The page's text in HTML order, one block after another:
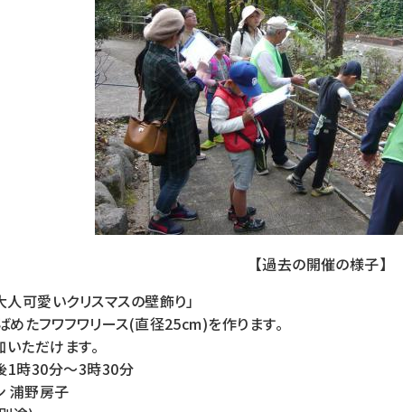
【過去の開催の様子】
可愛いクリスマスの壁飾り」
めたフワフワリース(直径25cm)を作ります。
ただけます。
1時30分～3時30分
浦野房子